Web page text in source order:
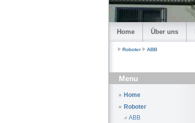
Home Über uns
Roboter ABB
Menu
Home
Roboter
ABB